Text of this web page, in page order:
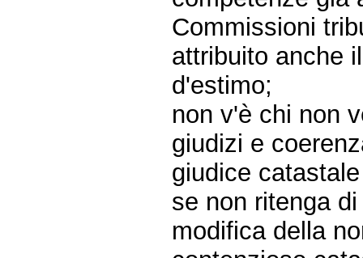
Commissioni
attribuito anche
d'estimo;
non v'è chi non
giudizi e
giudice
se non ritenga
modifica della